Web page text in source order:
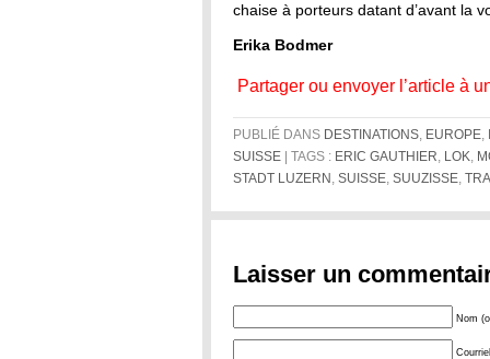
chaise à porteurs datant d’avant la
Erika Bodmer
Partager ou envoyer l’article à
PUBLIÉ DANS DESTINATIONS EUROPE
SUISSE | TAGS : ERIC GAUTHIER LOK
STADT LUZERN
SUISSE SUUZISSE
Laisser un
Nom